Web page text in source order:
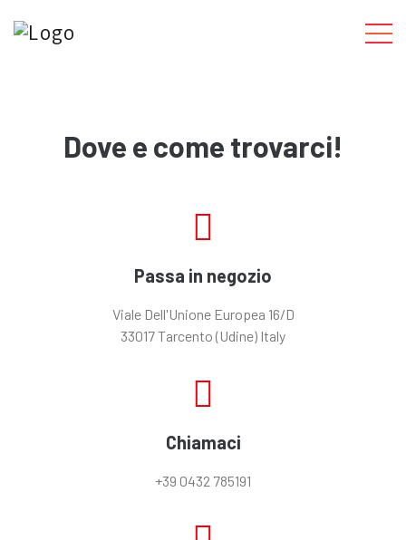
Dove e come trovarci!
Passa in negozio
Viale Dell'Unione Europea 16/D
33017 Tarcento (Udine) Italy
Chiamaci
+39 0432 785191